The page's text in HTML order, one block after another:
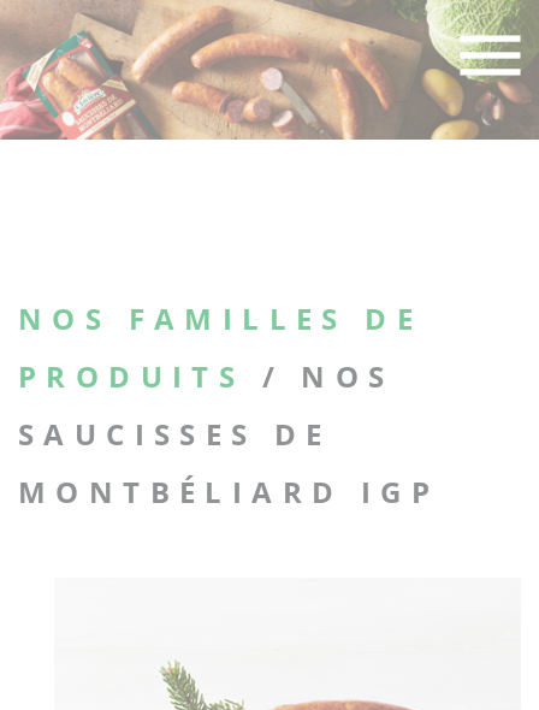
Skip
to
content
NOS FAMILLES DE
PRODUITS / NOS
SAUCISSES DE
MONTBÉLIARD IGP